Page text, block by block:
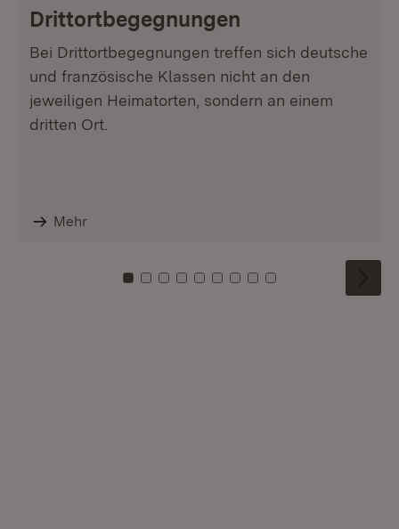
Drittortbegegnungen
Bei Drittortbegegnungen treffen sich deutsche
und französische Klassen nicht an den
jeweiligen Heimatorten, sondern an einem
dritten Ort.
Mehr
Zu Kachel: 0
Zu Kachel: 1
Zu Kachel: 2
Zu Kachel: 3
Zu Kachel: 4
Zu Kachel: 5
Zu Kachel: 6
Zu Kachel: 7
Zu Kachel: 8